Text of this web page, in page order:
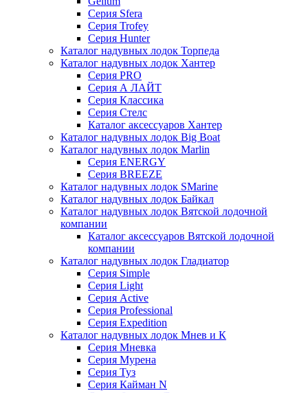
Серия Sfera
Серия Trofey
Серия Hunter
Каталог надувных лодок Торпеда
Каталог надувных лодок Хантер
Серия PRO
Серия А ЛАЙТ
Серия Классика
Серия Стелс
Каталог аксессуаров Хантер
Каталог надувных лодок Big Boat
Каталог надувных лодок Marlin
Серия ENERGY
Серия BREEZE
Каталог надувных лодок SMarine
Каталог надувных лодок Байкал
Каталог надувных лодок Вятской лодочной
компании
Каталог аксессуаров Вятской лодочной
компании
Каталог надувных лодок Гладиатор
Серия Simple
Серия Light
Серия Active
Серия Professional
Серия Expedition
Каталог надувных лодок Мнев и К
Серия Мневка
Серия Мурена
Серия Туз
Серия Кайман N